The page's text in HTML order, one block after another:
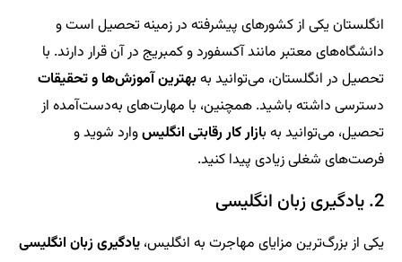
انگلستان یکی از کشورهای پیشرفته در زمینه تحصیل است و
دانشگاه‌های معتبر مانند آکسفورد و کمبریج در آن قرار دارند. با
تحصیل در انگلستان، می‌توانید بهبهترین آموزش‌ها و تحقیقات
دسترسی داشته باشید. همچنین، با مهارت‌های به‌دست‌آمده از
تحصیل، می‌توانید به بازار کار رقابتی انگلیسوارد شوید و
فرصت‌های شغلی زیادی پیدا کنید.
2. یادگیری زبان انگلیسی
یکی از بزرگ‌ترین مزایای مهاجرت به انگلیس، یادگیری زبان انگلیسی